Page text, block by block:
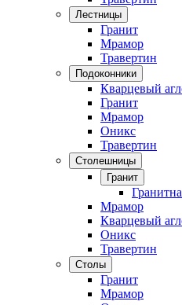
Лестницы
Гранит
Мрамор
Травертин
Подоконники
Кварцевый
Гранит
Мрамор
Оникс
Травертин
Столешницы
Гранит
Мрамор
Кварцевый
Оникс
Травертин
Столы
Гранит
Мрамор